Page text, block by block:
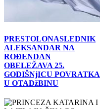
PRESTOLONASLEDNIK
ALEKSANDAR NA
ROĐENDAN
OBELEŽAVA 25.
GODIŠNjICU POVRATKA
U OTADžBINU